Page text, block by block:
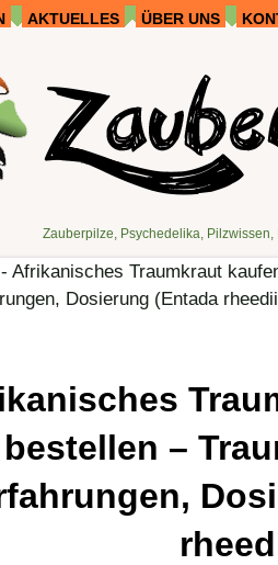
AKTUELLES ÜBER UNS
Zauberpilze, Psychedelika,
- Afrikanisches Traumkraut
Dosierung (Entada
–